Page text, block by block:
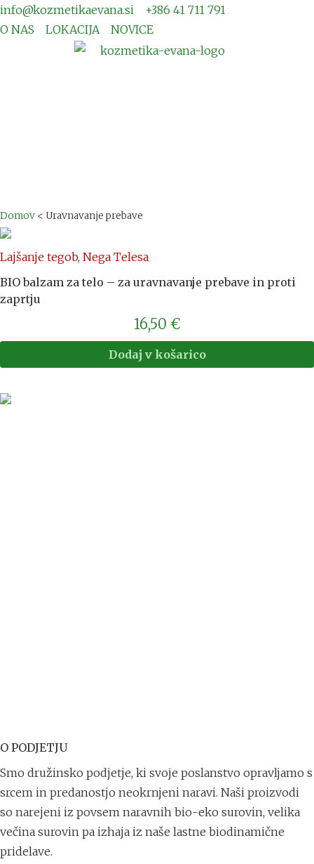
info@kozmetikaevana.si
+386 41 711 791
O NAS
LOKACIJA NOVICE
Domov < Uravnavanje prebave
Lajšanje tegob, Nega Telesa
BIO balzam za telo – za uravnavanje prebave in proti
zaprtju
16,50 €
Dodaj v košarico
O PODJETJU
Smo družinsko podjetje, ki svoje poslanstvo opravljamo s
srcem in predanostjo neokrnjeni naravi. Naši proizvodi
so narejeni iz povsem naravnih bio-eko surovin, velika
večina surovin pa izhaja iz naše lastne biodinamične
pridelave.